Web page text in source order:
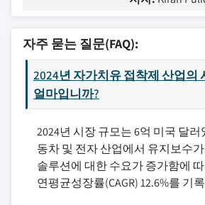
자주 묻는 질문(FAQ):
2024년 자가치유 접착제 산업의
얼마입니까?
2024년 시장 규모는 6억 미국 달
동차 및 전자 산업에서 유지보수
솔루션에 대한 수요가 증가함에
연평균성장률(CAGR) 12.6%를 기